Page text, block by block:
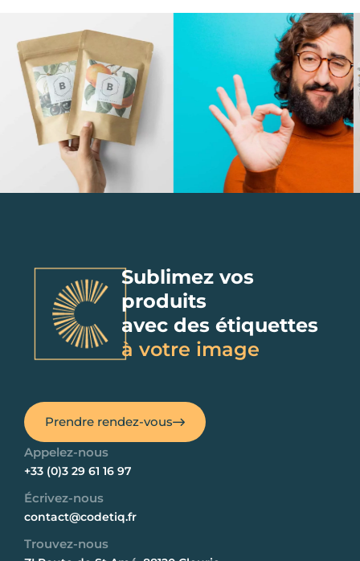
Sublimez vos
produits
avec des étiquettes
à votre image
Prendre rendez-vous
Appelez-nous
+33 (0)3 29 61 16 97
Écrivez-nous
contact@codetiq.fr
Trouvez-nous